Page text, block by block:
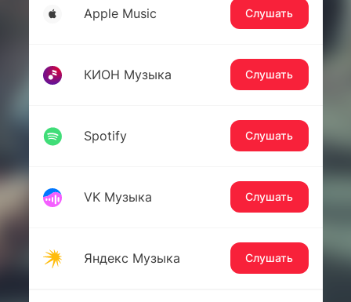
Apple Music Слушать
КИОН Музыка Слушать
Spotify Слушать
VK Музыка Слушать
Яндекс Музыка Слушать